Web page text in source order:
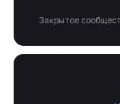
Закрытое